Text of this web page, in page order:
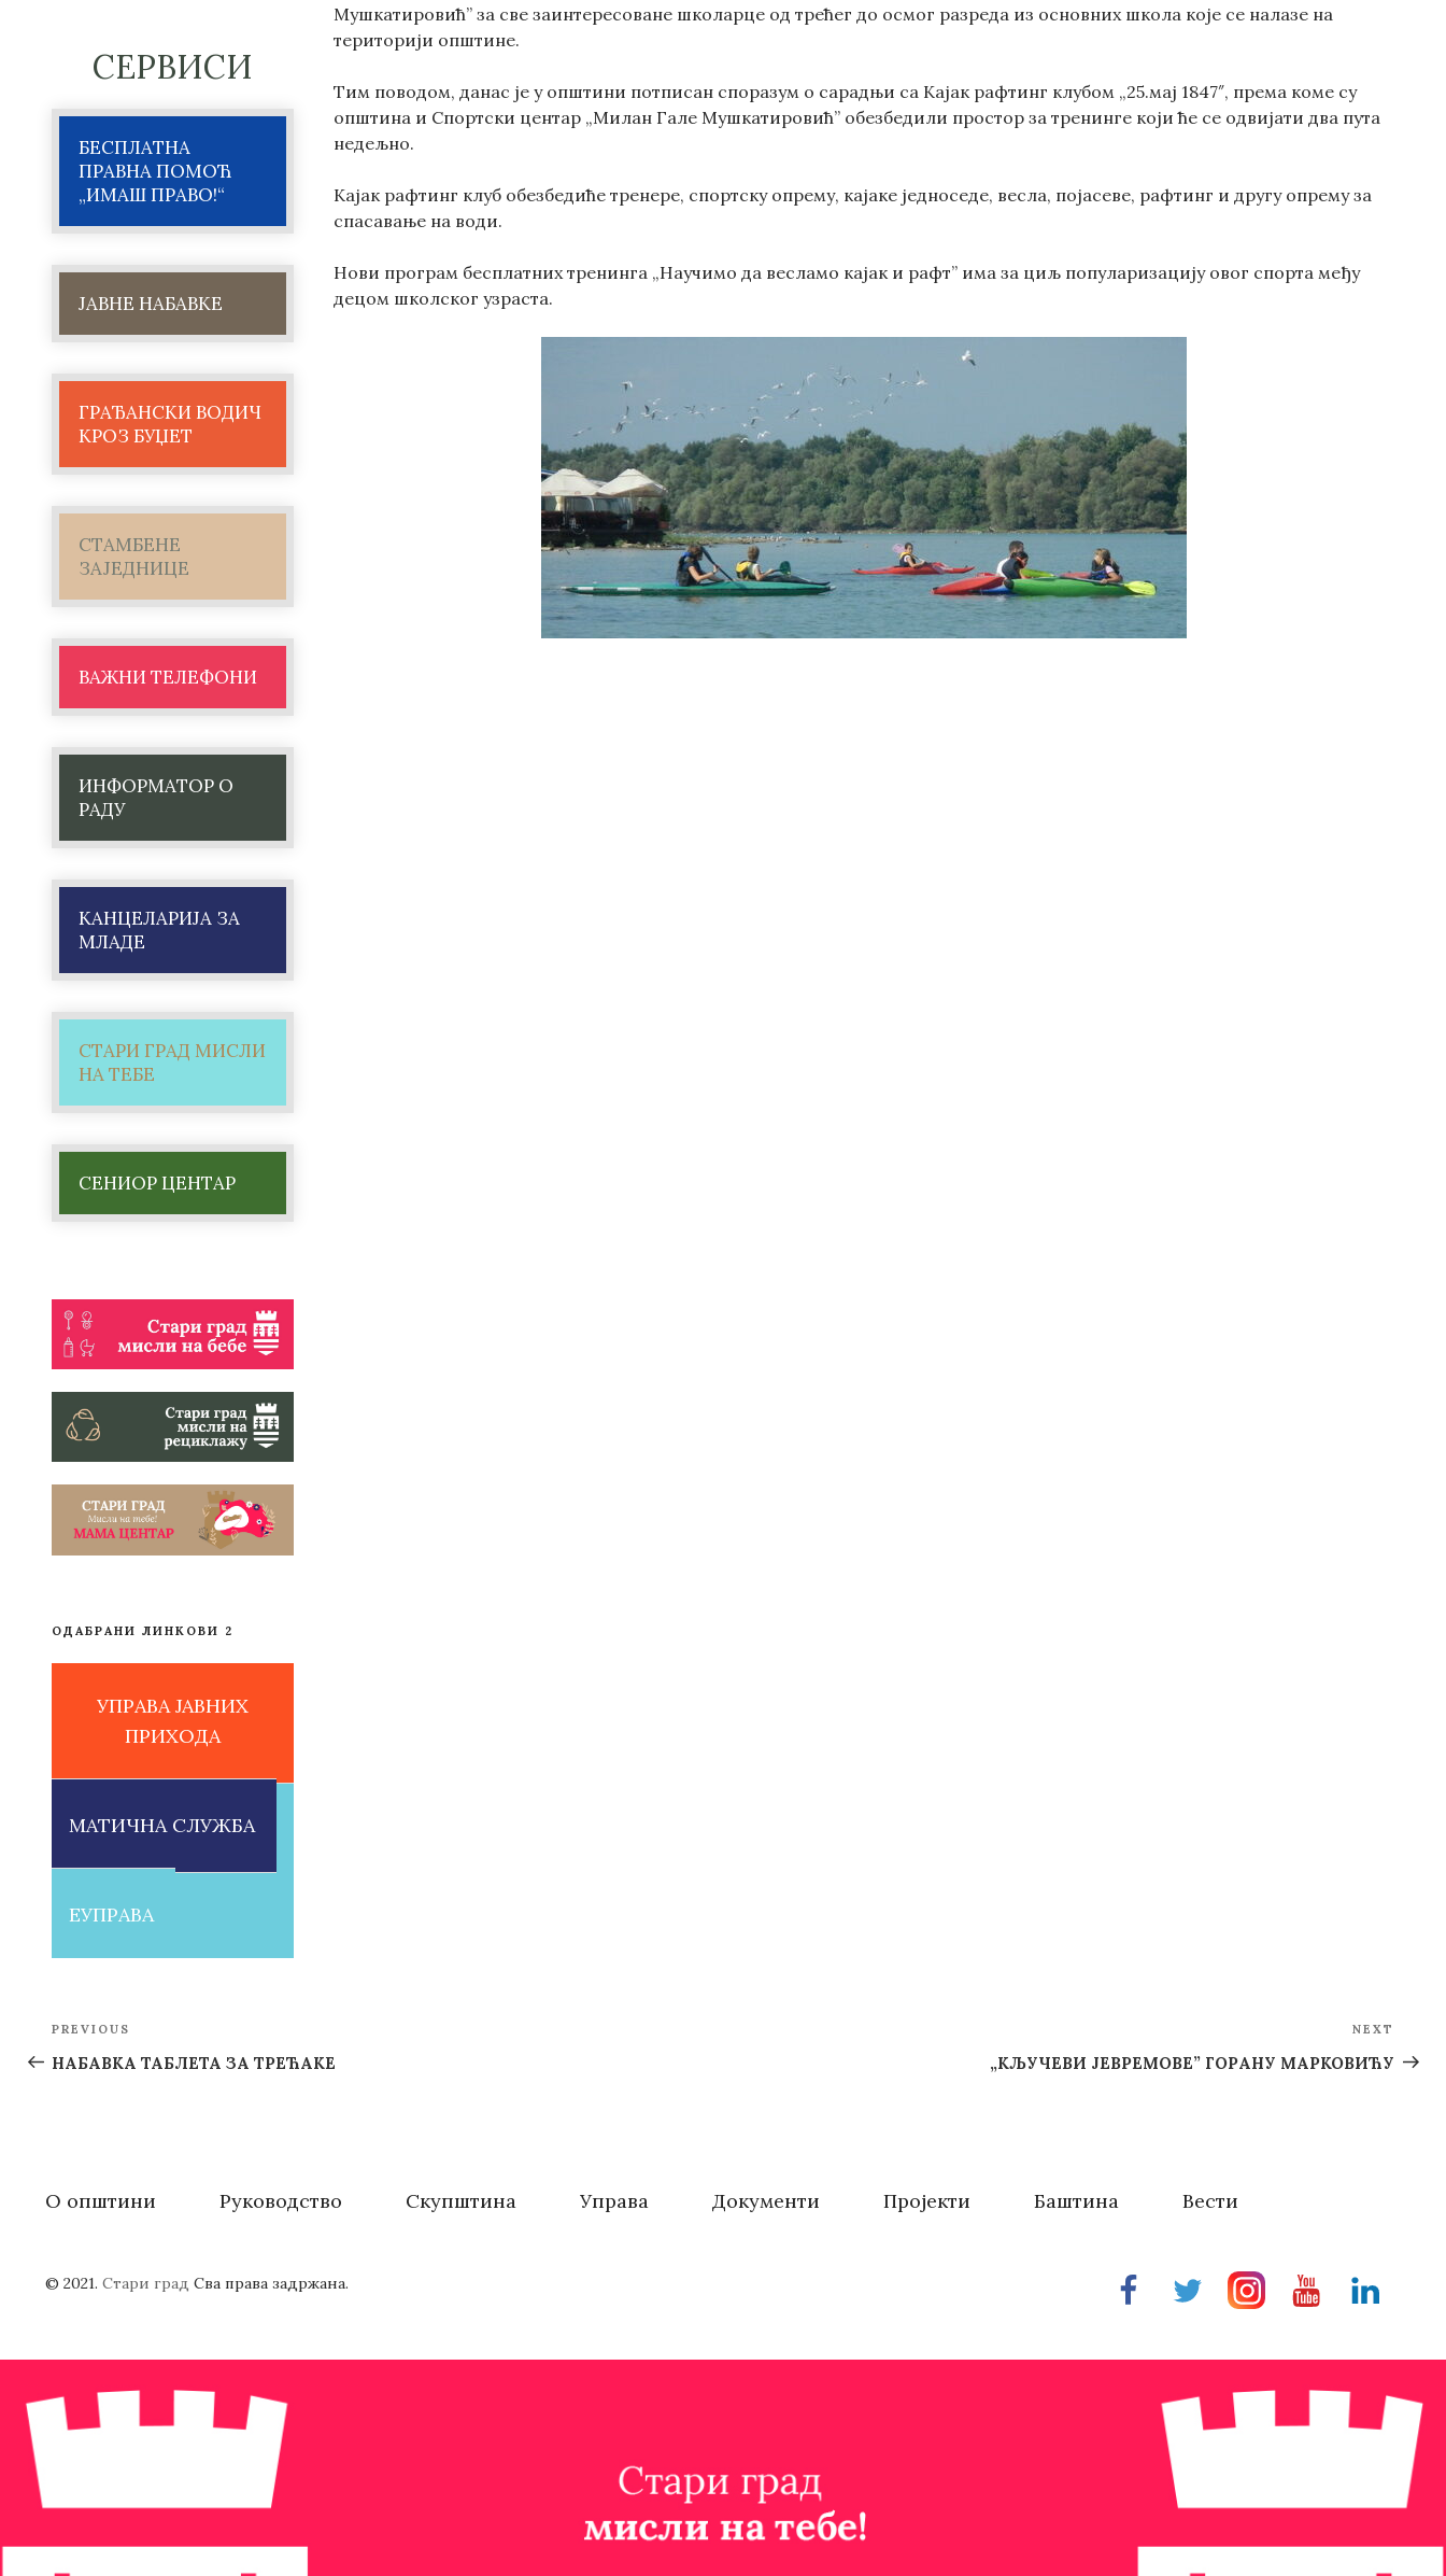
СЕРВИСИ
БЕСПЛАТНА
ПРАВНА ПОМОЋ
„ИМАШ ПРАВО!“
ЈАВНЕ НАБАВКЕ
ГРАЂАНСКИ ВОДИЧ
КРОЗ БУЏЕТ
СТАМБЕНЕ
ЗАЈЕДНИЦЕ
ВАЖНИ ТЕЛЕФОНИ
ИНФОРМАТОР О
РАДУ
КАНЦЕЛАРИЈА ЗА
МЛАДЕ
СТАРИ ГРАД МИСЛИ
НА ТЕБЕ
СЕНИОР ЦЕНТАР
ОДАБРАНИ ЛИНКОВИ 2
УПРАВА ЈАВНИХ
ПРИХОДА
МАТИЧНА СЛУЖБА
ЕУПРАВА
Мушкатировић” за све заинтересоване школарце од трећег до осмог разреда из основних школа које се налазе на
територији општине.
Тим поводом, данас је у општини потписан споразум о сарадњи са Кајак рафтинг клубом „25.мај 1847″, према коме су
општина и Спортски центар „Милан Гале Мушкатировић” обезбедили простор за тренинге који ће се одвијати два пута
недељно.
Кајак рафтинг клуб обезбедиће тренере, спортску опрему, кајаке једноседе, весла, појасеве, рафтинг и другу опрему за
спасавање на води.
Нови програм бесплатних тренинга „Научимо да весламо кајак и рафт” има за циљ популаризацију овог спорта међу
децом школског узраста.
Post
navigation
Previous
Post
PREVIOUS
НАБАВКА ТАБЛЕТА ЗА ТРЕЋАКЕ
Post
NEXT
„КЉУЧЕВИ ЈЕВРЕМОВЕ” ГОРАНУ МАРКОВИЋУ
О општини Руководство Скупштина Управа Документи Пројекти Баштина Вести
FacebookTwitterInstragramYoutubeLinkedin
© 2021. Стари град Сва права задржана.